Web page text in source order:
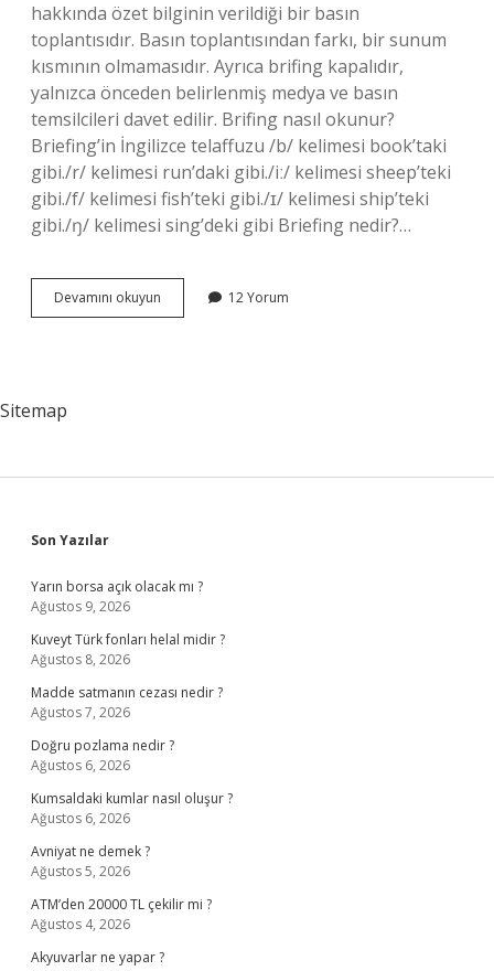
hakkında özet bilginin verildiği bir basın
toplantısıdır. Basın toplantısından farkı, bir sunum
kısmının olmamasıdır. Ayrıca brifing kapalıdır,
yalnızca önceden belirlenmiş medya ve basın
temsilcileri davet edilir. Brifing nasıl okunur?
Briefing’in İngilizce telaffuzu /b/ kelimesi book’taki
gibi./r/ kelimesi run’daki gibi./iː/ kelimesi sheep’teki
gibi./f/ kelimesi fish’teki gibi./ɪ/ kelimesi ship’teki
gibi./ŋ/ kelimesi sing’deki gibi Briefing nedir?…
Devamını okuyun
Nasıl
12 Yorum
Sitemap
Sidebar
Son Yazılar
Yarın borsa açık olacak mı ?
Ağustos 9, 2026
Kuveyt Türk fonları helal midir ?
Ağustos 8, 2026
Madde satmanın cezası nedir ?
Ağustos 7, 2026
Doğru pozlama nedir ?
Ağustos 6, 2026
Kumsaldaki kumlar nasıl oluşur ?
Ağustos 6, 2026
Avniyat ne demek ?
Ağustos 5, 2026
ATM’den 20000 TL çekilir mi ?
Ağustos 4, 2026
Akyuvarlar ne yapar ?